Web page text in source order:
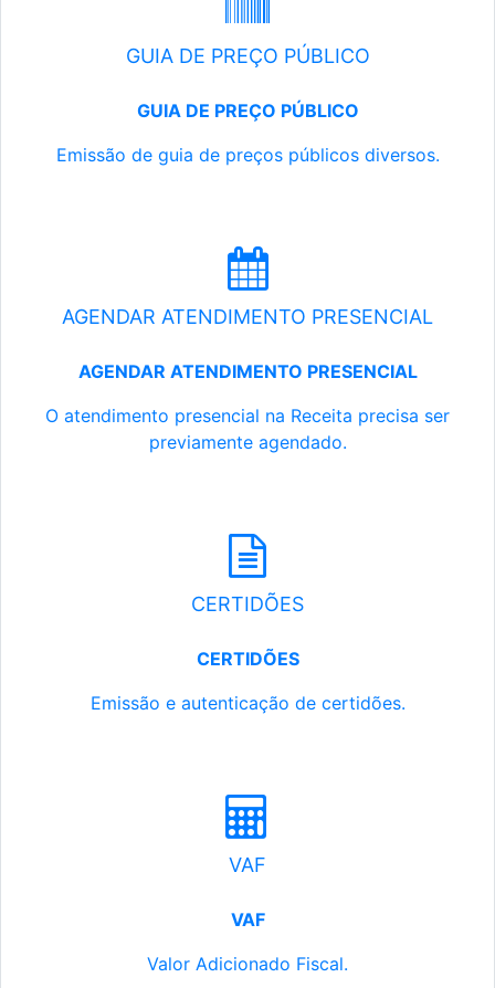
GUIA DE PREÇO PÚBLICO
GUIA DE PREÇO PÚBLICO
Emissão de guia de preços públicos diversos.
AGENDAR ATENDIMENTO PRESENCIAL
AGENDAR ATENDIMENTO PRESENCIAL
O atendimento presencial na Receita precisa ser
previamente agendado.
CERTIDÕES
CERTIDÕES
Emissão e autenticação de certidões.
VAF
VAF
Valor Adicionado Fiscal.